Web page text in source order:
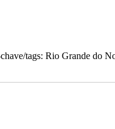
tags: Rio Grande do